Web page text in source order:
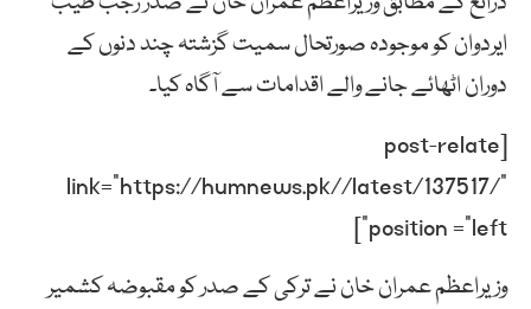
ایردوان کو موجودہ صورتحال سمیت گزشتہ چند دنوں کے
دوران اٹھائے جانے والے اقدامات سے آگاہ کیا۔
[post-relate
link=”https://humnews.pk//latest/137517/”
position =”left”]
وزیراعظم عمران خان نے ترکی کے صدر کو مقبوضہ کشمیر